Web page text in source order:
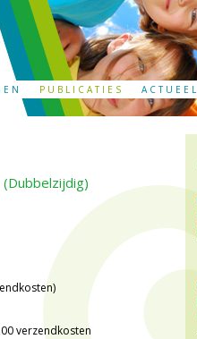
PUBLICATIES ACTUEEL
verzendkosten